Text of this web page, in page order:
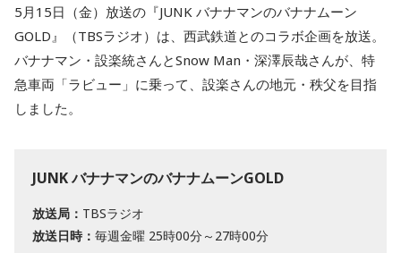
5月15日（金）放送の『JUNK バナナマンのバナナムーン
GOLD』（TBSラジオ）は、西武鉄道とのコラボ企画を放送。
バナナマン・設楽統さんとSnow Man・深澤辰哉さんが、特
急車両「ラビュー」に乗って、設楽さんの地元・秩父を目指
しました。
JUNK バナナマンのバナナムーンGOLD
放送局： TBSラジオ
放送日時： 毎週金曜 25時00分～27時00分